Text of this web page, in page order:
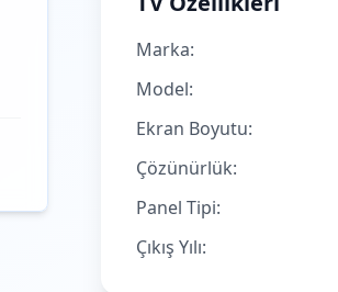
Marka:
Model:
Ekran Boyutu:
Çözünürlük:
Panel Tipi:
Çıkış Yılı: